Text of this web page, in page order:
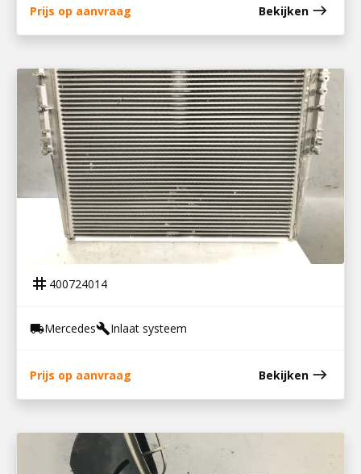
Prijs op aanvraag Bekijken east
400724014
INTERCOOLER MP5
tag 400724014
local_shippingMercedesbuildInlaat systeem
Prijs op aanvraag Bekijken east